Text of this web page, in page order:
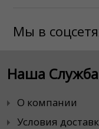
Мы в
Наша
О компании
Условия